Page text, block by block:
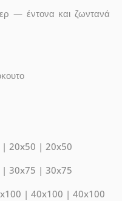
— έντονα και ζωντανά
20x50 | 20x50
30x75 | 30x75
| 40x100 | 40x100